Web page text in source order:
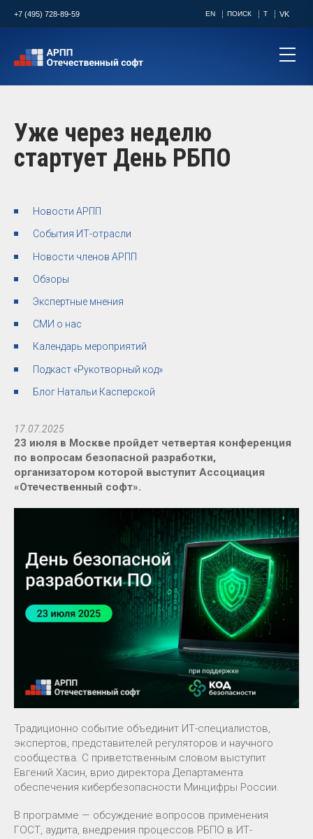
+7 (495) 728-89-59 EN ПОИСК T VK
Уже через неделю
стартует День РБПО
Новости АРПП
События ИТ-отрасли
Новости членов АРПП
Обзоры
Экспертные мнения
СМИ о нас
Календарь мероприятий
Подкаст «Рукотворный код»
Блог Натальи Касперской
17.07.2025
23 июля в Москве пройдет четвертая конференция
по вопросам безопасной разработки,
организатором которой выступит Ассоциация
«Отечественный софт».
Традиционно событие объединит ИТ-специалистов,
экспертов, представителей регуляторов и научного
сообщества. С приветственным словом выступит
Евгений Хасин, врио директора Департамента
обеспечения кибербезопасности Минцифры России.
В программе — обсуждение вопросов применения
ГОСТ, аудита, внедрения процессов РБПО в ИТ-